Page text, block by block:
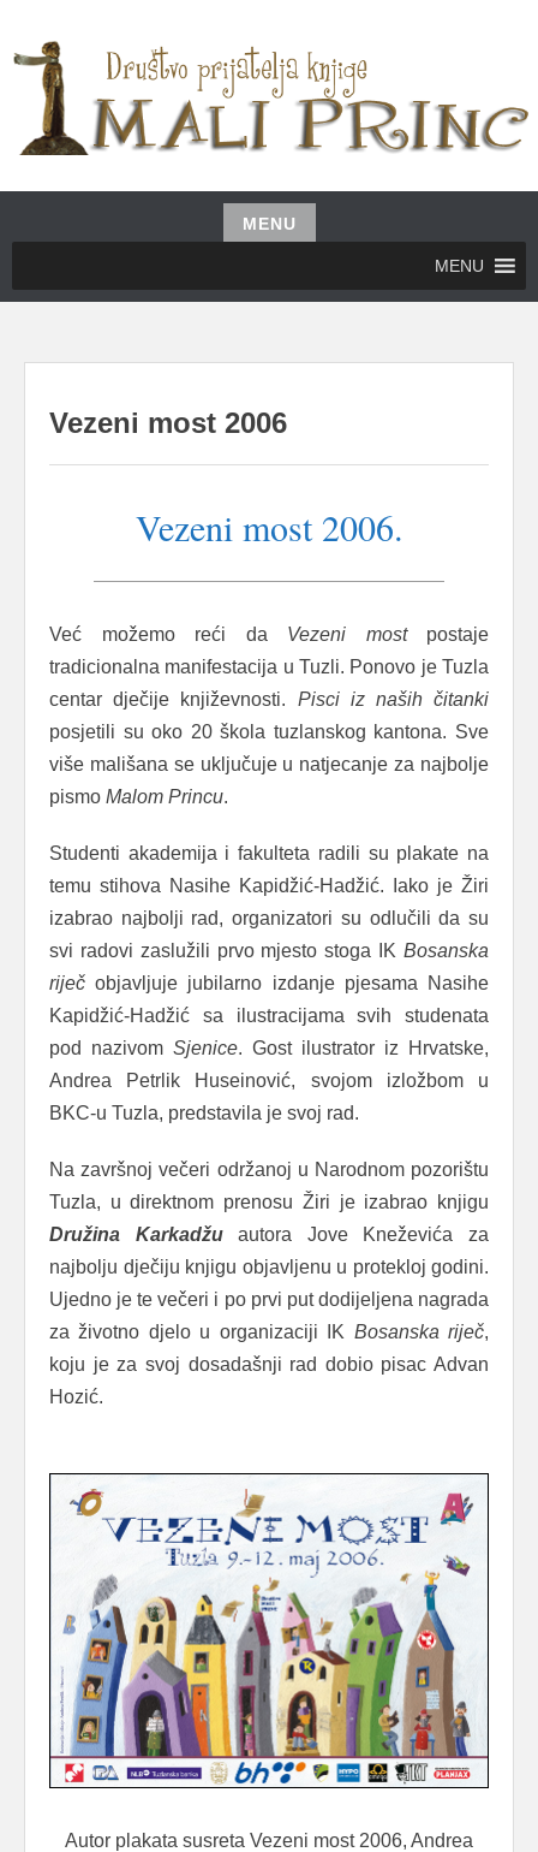
content
MALI PRINC
MENU
to
MENU
Vezeni most 2006
Vezeni most 2006.
Već možemo reći da Vezeni mostpostaje
tradicionalna manifestacija u Tuzli. Ponovo je Tuzla
centar dječije književnosti. Pisci iz naših čitanki
posjetili su oko 20 škola tuzlanskog kantona. Sve
više mališana se uključuje u natjecanje za najbolje
pismo Malom Princu.
Studenti akademija i fakulteta radili su plakate na
temu stihova Nasihe Kapidžić-Hadžić. Iako je Žiri
izabrao najbolji rad, organizatori su odlučili da su
svi radovi zaslužili prvo mjesto stoga IK Bosanska
riječ objavljuje jubilarno izdanje pjesama Nasihe
Kapidžić-Hadžić sa ilustracijama svih studenata
pod nazivom Sjenice. Gost ilustrator iz Hrvatske,
Andrea Petrlik Huseinović, svojom izložbom u
BKC-u Tuzla, predstavila je svoj rad.
Na završnoj večeri održanoj u Narodnom pozorištu
Tuzla, u direktnom prenosu Žiri je izabrao knjigu
Družina
Karkadžuautora Jove Kneževića za
najbolju dječiju knjigu objavljenu u protekloj godini.
Ujedno je te večeri i po prvi put dodijeljena nagrada
za životno djelo u organizaciji IK Bosanska riječ,
koju je za svoj dosadašnji rad dobio pisac Advan
Hozić.
Autor plakata susreta Vezeni most 2006, Andrea